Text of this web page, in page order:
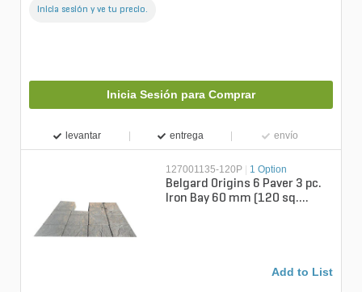
Inicia sesión y ve tu precio.
Inicia Sesión para Comprar
levantar entrega envío
127001135-120P 1 Option
Belgard Origins 6 Paver 3 pc.
Iron Bay 60 mm (120 sq.
Add to List